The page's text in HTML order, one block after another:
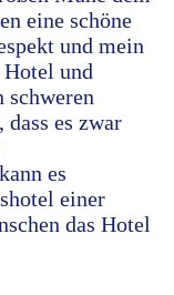
eine schöne
und mein
und
schweren
es zwar
es
einer
das Hotel